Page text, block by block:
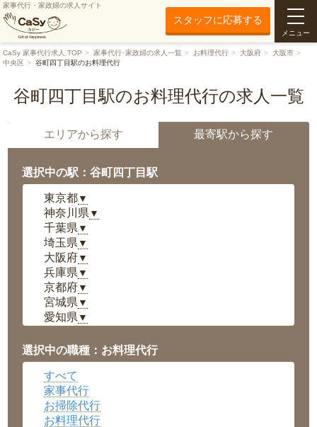
家事代行・家政婦の求人サイト
スタッフに応募する
メニュー
CaSy 家事代行求人 TOP 家事代行･家政婦の求人一覧 お料理代行 大阪府
大阪市
中央区
谷町四丁目駅のお料理代行
谷町四丁目駅のお料理代行の求人一覧
エリアから探す 最寄駅から探す
選択中の駅：谷町四丁目駅
東京都▼
神奈川県 ▼
千葉県 ▼
埼玉県 ▼
大阪府▼
兵庫県 ▼
京都府▼
宮城県 ▼
愛知県 ▼
岡山県▼
広島県▼
沖縄県
選択中の職種：お料理代行
すべて
家事代行
お掃除代行
お料理代行